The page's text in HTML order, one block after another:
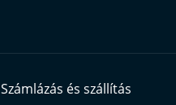
Számlázás és szállítás